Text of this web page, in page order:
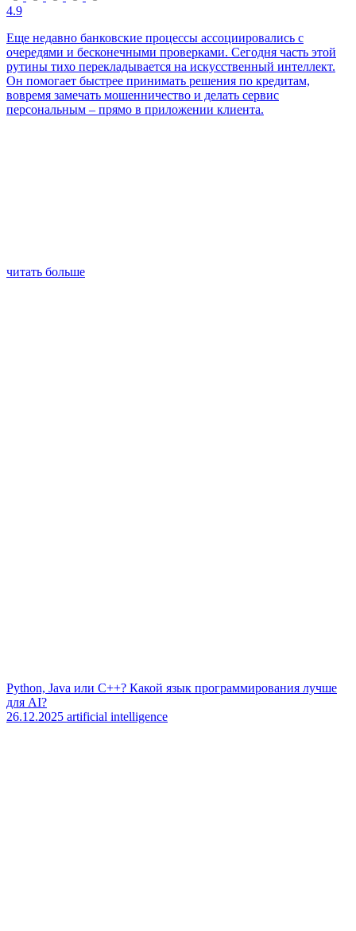
4.9
Еще недавно банковские процессы ассоциировались с
очередями и бесконечными проверками. Сегодня часть этой
рутины тихо перекладывается на искусственный интеллект.
Он помогает быстрее принимать решения по кредитам,
вовремя замечать мошенничество и делать сервис
персональным – прямо в приложении клиента.
читать больше
Python, Java или C++? Какой язык программирования лучше
для AI?
26.12.2025 artificial intelligence